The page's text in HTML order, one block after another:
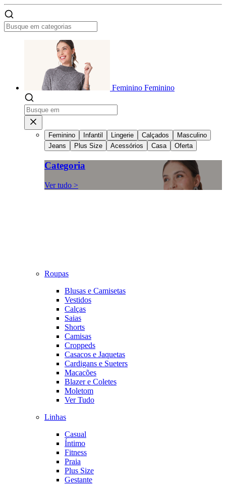
Feminino Feminino
Feminino Infantil Lingerie Calçados
Masculino
Jeans
Plus Size Acessórios Casa Oferta
Categoria
Ver tudo >
Roupas
Blusas e Camisetas
Vestidos
Calças
Saias
Shorts
Camisas
Croppeds
Casacos e Jaquetas
Cardigans e Sueters
Macacões
Blazer e Coletes
Moletom
Ver Tudo
Linhas
Casual
Íntimo
Fitness
Praia
Plus Size
Gestante